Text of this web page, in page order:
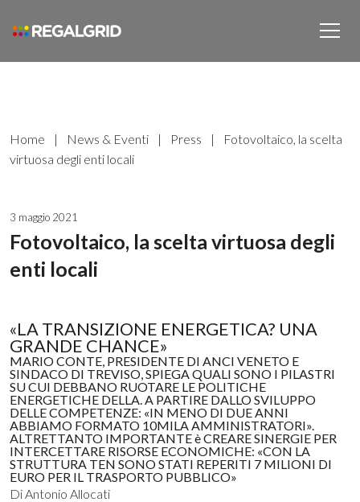
Home | News & Eventi | Press |
Fotovoltaico, la scelta
virtuosa degli enti locali
3 maggio 2021
Fotovoltaico, la scelta virtuosa degli
enti locali
«LA TRANSIZIONE ENERGETICA? UNA
GRANDE CHANCE»
MARIO CONTE, PRESIDENTE DI ANCI VENETO E
SINDACO DI TREVISO, SPIEGA QUALI SONO I PILASTRI
SU CUI DEBBANO RUOTARE LE POLITICHE
ENERGETICHE DELLA. A PARTIRE DALLO SVILUPPO
DELLE COMPETENZE: «IN MENO DI DUE ANNI
ABBIAMO FORMATO 10MILA AMMINISTRATORI».
ALTRETTANTO IMPORTANTE è CREARE SINERGIE PER
INTERCETTARE RISORSE ECONOMICHE: «CON LA
STRUTTURA TEN SONO STATI REPERITI 7 MILIONI DI
EURO PER IL TRASPORTO PUBBLICO»
Di Antonio Allocati